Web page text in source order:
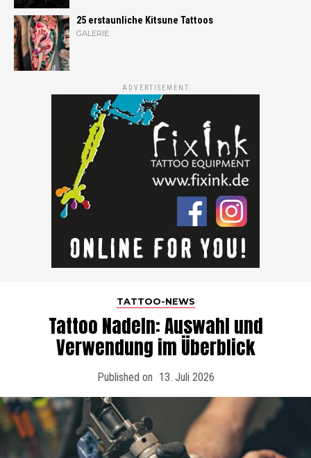
25 erstaunliche Kitsune Tattoos
GALERIE
ADVERTISEMENT
TATTOO-NEWS
Tattoo Nadeln: Auswahl und
Verwendung im Überblick
Published on 13. Juli 2026